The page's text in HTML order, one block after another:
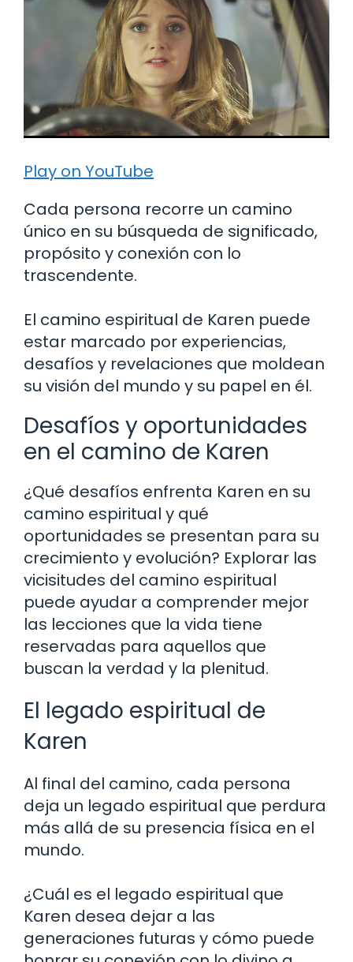
Play on YouTube
Cada persona recorre un camino
único en su búsqueda de significado,
propósito y conexión con lo
trascendente.
El camino espiritual de Karen puede
estar marcado por experiencias,
desafíos y revelaciones que moldean
su visión del mundo y su papel en él.
Desafíos y oportunidades
en el camino de Karen
¿Qué desafíos enfrenta Karen en su
camino espiritual y qué
oportunidades se presentan para su
crecimiento y evolución? Explorar las
vicisitudes del camino espiritual
puede ayudar a comprender mejor
las lecciones que la vida tiene
reservadas para aquellos que
buscan la verdad y la plenitud.
El legado espiritual de
Karen
Al final del camino, cada persona
deja un legado espiritual que perdura
más allá de su presencia física en el
mundo.
¿Cuál es el legado espiritual que
Karen desea dejar a las
generaciones futuras y cómo puede